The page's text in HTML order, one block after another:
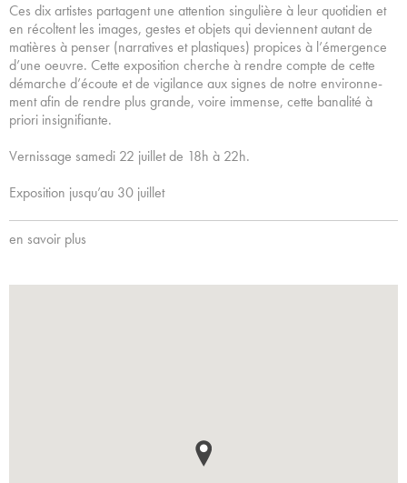
Ces dix artis­tes par­ta­gent une atten­tion sin­gu­lière à leur quo­ti­dien et
en récol­tent les images, gestes et objets qui devien­nent autant de
matiè­res à penser (nar­ra­ti­ves et plas­ti­ques) pro­pi­ces à l’émergence
d’une oeuvre. Cette expo­si­tion cher­che à rendre compte de cette
démar­che d’écoute et de vigi­lance aux signes de notre envi­ron­ne­
ment afin de rendre plus grande, voire immense, cette bana­lité à
priori insi­gni­fiante.
Vernissage samedi 22 juillet de 18h à 22h.
Exposition jusqu’au 30 juillet
en savoir plus